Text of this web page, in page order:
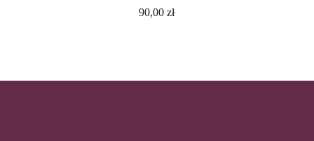
90,00zł